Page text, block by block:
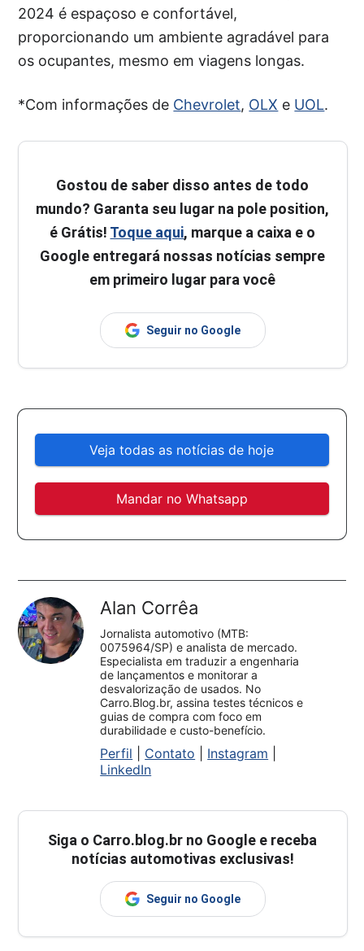
2024 é espaçoso e confortável,
proporcionando um ambiente agradável para
os ocupantes, mesmo em viagens longas.
*Com informações de Chevrolet, OLX e UOL.
Gostou de saber disso antes de todo
mundo? Garanta seu lugar na pole position,
é Grátis! Toque aqui, marque a caixa e o
Google entregará nossas notícias sempre
em primeiro lugar para você
Seguir no Google
Veja todas as notícias de hoje
Mandar no Whatsapp
Alan Corrêa
Jornalista automotivo (MTB:
0075964/SP) e analista de mercado.
Especialista em traduzir a engenharia
de lançamentos e monitorar a
desvalorização de usados. No
Carro.Blog.br, assina testes técnicos e
guias de compra com foco em
durabilidade e custo-benefício.
Perfil Contato Instagram
LinkedIn
Siga o Carro.blog.br no Google e receba
notícias automotivas exclusivas!
Seguir no Google